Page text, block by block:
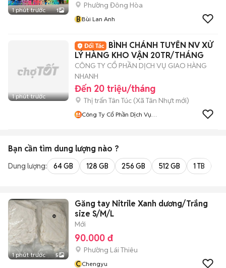
1 phút trước 1
Phường Đông Hòa
BBùi Lan Anh
1 phút trước
BÌNH CHÁNH TUYỂN NV XỬ
LÝ HÀNG KHO VẬN 20TR/THÁNG
CÔNG TY CỔ PHẦN DỊCH VỤ GIAO HÀNG
NHANH
Đến 20 triệu/tháng
Thị trấn Tân Túc (Xã Tân Nhựt mới)
Công Ty Cổ Phần Dịch Vụ
Bạn cần tìm dung lượng nào ?
Dung lượng: 64 GB 128 GB 256 GB 512 GB 1 TB
1 phút trước 5
Găng tay Nitrile Xanh dương/Trắng
size S/M/L
Mới
90.000 đ
Phường Lái Thiêu
CChengyu